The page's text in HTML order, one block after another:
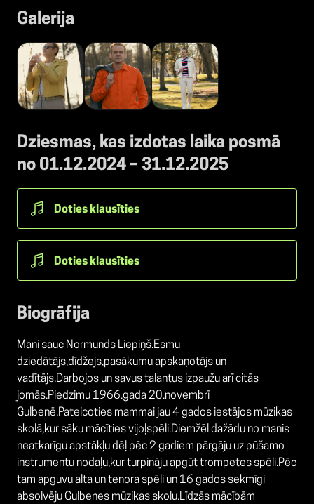
Galerija
Dziesmas, kas izdotas laika posmā
no 01.12.2024 – 31.12.2025
Doties klausīties
Doties klausīties
Biogrāfija
Mani sauc Normunds Liepiņš.Esmu
dziedātājs,dīdžejs,pasākumu apskaņotājs un
vadītājs.Darbojos un savus talantus izpaužu arī citās
jomās.Piedzimu 1966.gada 20.novembrī
Gulbenē.Pateicoties mammai jau 4 gados iestājos mūzikas
skolā,kur sāku mācīties vijoļspēli.Diemžēl dažādu no manis
neatkarīgu apstākļu dēļ pēc 2 gadiem pārgāju uz pūšamo
instrumentu nodaļu,kur turpināju apgūt trompetes spēli.Pēc
tam apguvu alta un tenora spēli un 16 gados sekmīgi
absolvēju Gulbenes mūzikas skolu.Līdzās mācībām